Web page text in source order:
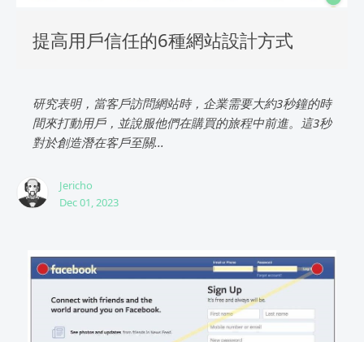
提高用戶信任的6種網站設計方式
研究表明，當客戶訪問網站時，企業需要大約3秒鐘的時
間來打動用戶，並說服他們在購買的旅程中前進。這3秒
對於創造潛在客戶至關...
Jericho
Dec 01, 2023